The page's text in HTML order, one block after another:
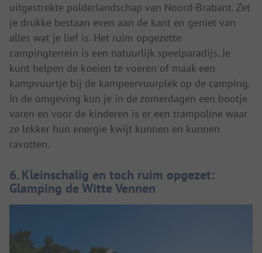
uitgestrekte polderlandschap van Noord-Brabant. Zet
je drukke bestaan even aan de kant en geniet van
alles wat je lief is. Het ruim opgezette
campingterrein is een natuurlijk speelparadijs. Je
kunt helpen de koeien te voeren of maak een
kampvuurtje bij de kampeervuurplek op de camping.
In de omgeving kun je in de zomerdagen een bootje
varen en voor de kinderen is er een trampoline waar
ze lekker hun energie kwijt kunnen en kunnen
ravotten.
6. Kleinschalig en toch ruim opgezet:
Glamping de Witte Vennen